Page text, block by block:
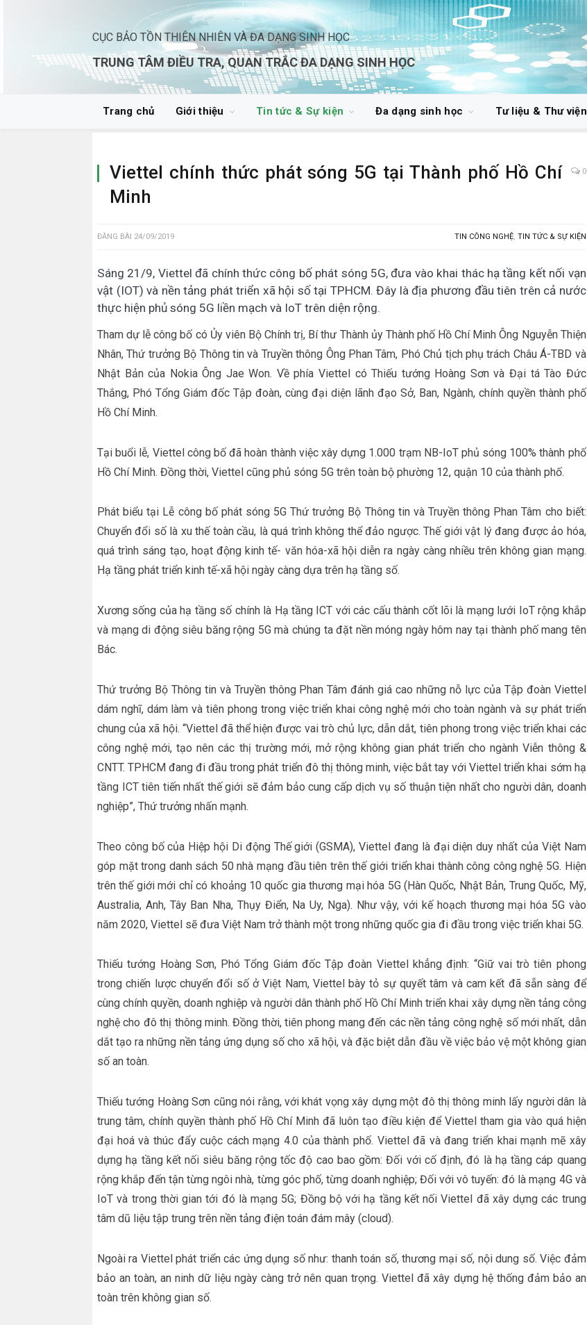
CỤC BẢO TỒN THIÊN NHIÊN VÀ ĐA DẠNG SINH HỌC
TRUNG TÂM ĐIỀU TRA, QUAN TRẮC ĐA DẠNG SINH HỌC
Trang chủ Giới thiệu Tin tức & Sự kiện Đa dạng sinh học Tư liệu & Thư viện
Viettel chính thức phát sóng 5G tại Thành phố Hồ Chí
Minh
0
ĐĂNG BÀI 24/09/2019 TIN CÔNG NGHỆ, TIN TỨC & SỰ KIỆN
Sáng 21/9, Viettel đã chính thức công bố phát sóng 5G, đưa vào khai thác hạ tầng kết nối vạn
vật (IOT) và nền tảng phát triển xã hội số tại TPHCM. Đây là địa phương đầu tiên trên cả nước
thực hiện phủ sóng 5G liền mạch và IoT trên diện rộng.
Tham dự lễ công bố có Ủy viên Bộ Chính trị, Bí thư Thành ủy Thành phố Hồ Chí Minh Ông Nguyễn Thiện
Nhân, Thứ trưởng Bộ Thông tin và Truyền thông Ông Phan Tâm, Phó Chủ tịch phụ trách Châu Á-TBD và
Nhật Bản của Nokia Ông Jae Won. Về phía Viettel có Thiếu tướng Hoàng Sơn và Đại tá Tào Đức
Thắng, Phó Tổng Giám đốc Tập đoàn, cùng đại diện lãnh đạo Sở, Ban, Ngành, chính quyền thành phố
Hồ Chí Minh.
Tại buổi lễ, Viettel công bố đã hoàn thành việc xây dựng 1.000 trạm NB-IoT phủ sóng 100% thành phố
Hồ Chí Minh. Đồng thời, Viettel cũng phủ sóng 5G trên toàn bộ phường 12, quận 10 của thành phố.
Phát biểu tại Lễ công bố phát sóng 5G Thứ trưởng Bộ Thông tin và Truyền thông Phan Tâm cho biết:
Chuyển đổi số là xu thế toàn cầu, là quá trình không thể đảo ngược. Thế giới vật lý đang được ảo hóa,
quá trình sáng tạo, hoạt động kinh tế- văn hóa-xã hội diễn ra ngày càng nhiều trên không gian mạng.
Hạ tầng phát triển kinh tế-xã hội ngày càng dựa trên hạ tầng số.
Xương sống của hạ tầng số chính là Hạ tầng ICT với các cấu thành cốt lõi là mạng lưới IoT rộng khắp
và mạng di động siêu băng rộng 5G mà chúng ta đặt nền móng ngày hôm nay tại thành phố mang tên
Bác.
Thứ trưởng Bộ Thông tin và Truyền thông Phan Tâm đánh giá cao những nỗ lực của Tập đoàn Viettel
dám nghĩ, dám làm và tiên phong trong việc triển khai công nghệ mới cho toàn ngành và sự phát triển
chung của xã hội. “Viettel đã thể hiện được vai trò chủ lực, dẫn dắt, tiên phong trong việc triển khai các
công nghệ mới, tạo nên các thị trường mới, mở rộng không gian phát triển cho ngành Viễn thông &
CNTT. TPHCM đang đi đầu trong phát triển đô thị thông minh, việc bắt tay với Viettel triển khai sớm hạ
tầng ICT tiên tiến nhất thế giới sẽ đảm bảo cung cấp dịch vụ số thuận tiện nhất cho người dân, doanh
nghiệp”, Thứ trưởng nhấn mạnh.
Theo công bố của Hiệp hội Di động Thế giới (GSMA), Viettel đang là đại diện duy nhất của Việt Nam
góp mặt trong danh sách 50 nhà mạng đầu tiên trên thế giới triển khai thành công công nghệ 5G. Hiện
trên thế giới mới chỉ có khoảng 10 quốc gia thương mại hóa 5G (Hàn Quốc, Nhật Bản, Trung Quốc, Mỹ,
Australia, Anh, Tây Ban Nha, Thụy Điển, Na Uy, Nga). Như vậy, với kế hoạch thương mại hóa 5G vào
năm 2020, Viettel sẽ đưa Việt Nam trở thành một trong những quốc gia đi đầu trong việc triển khai 5G.
Thiếu tướng Hoàng Sơn, Phó Tổng Giám đốc Tập đoàn Viettel khẳng định: “Giữ vai trò tiên phong
trong chiến lược chuyển đổi số ở Việt Nam, Viettel bày tỏ sự quyết tâm và cam kết đã sẵn sàng để
cùng chính quyền, doanh nghiệp và người dân thành phố Hồ Chí Minh triển khai xây dựng nền tảng công
nghệ cho đô thị thông minh. Đồng thời, tiên phong mang đến các nền tảng công nghệ số mới nhất, dẫn
dắt tạo ra những nền tảng ứng dụng số cho xã hội, và đặc biệt dẫn đầu về việc bảo vệ một không gian
số an toàn.
Thiếu tướng Hoàng Sơn cũng nói rằng, với khát vọng xây dựng một đô thị thông minh lấy người dân là
trung tâm, chính quyền thành phố Hồ Chí Minh đã luôn tạo điều kiện để Viettel tham gia vào quá hiện
đại hoá và thúc đẩy cuộc cách mạng 4.0 của thành phố. Viettel đã và đang triển khai mạnh mẽ xây
dựng hạ tầng kết nối siêu băng rộng tốc độ cao bao gồm: Đối với cố định, đó là hạ tầng cáp quang
rộng khắp đến tận từng ngôi nhà, từng góc phố, từng doanh nghiệp; Đối với vô tuyến: đó là mạng 4G và
IoT và trong thời gian tới đó là mạng 5G; Đồng bộ với hạ tầng kết nối Viettel đã xây dựng các trung
tâm dũ liệu tập trung trên nền tảng điện toán đám mây (cloud).
Ngoài ra Viettel phát triển các ứng dụng số như: thanh toán số, thương mại số, nội dung số. Việc đảm
bảo an toàn, an ninh dữ liệu ngày càng trở nên quan trọng. Viettel đã xây dựng hệ thống đảm bảo an
toàn trên không gian số.